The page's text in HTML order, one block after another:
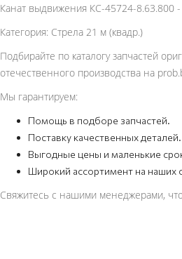
Канат выдвижения КС-45724-8.63.800
Категория: Стрела 21 м (квадр.)
Подбирайте по каталогу запчастей
отечественного производства на
Мы гарантируем:
Помощь в подборе запчастей.
Поставку качественных деталей.
Выгодные цены и маленькие
Широкий ассортимент на наших
Свяжитесь с нашими менеджерами, что